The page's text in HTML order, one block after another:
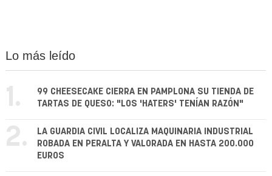
Lo más leído
1.
99 CHEESECAKE CIERRA EN PAMPLONA SU TIENDA DE
TARTAS DE QUESO: "LOS 'HATERS' TENÍAN RAZÓN"
2.
LA GUARDIA CIVIL LOCALIZA MAQUINARIA INDUSTRIAL
ROBADA EN PERALTA Y VALORADA EN HASTA 200.000
EUROS